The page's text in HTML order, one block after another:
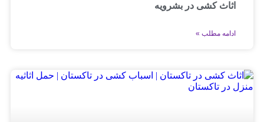
اثاث کشی در بشرویه
ادامه مطلب »